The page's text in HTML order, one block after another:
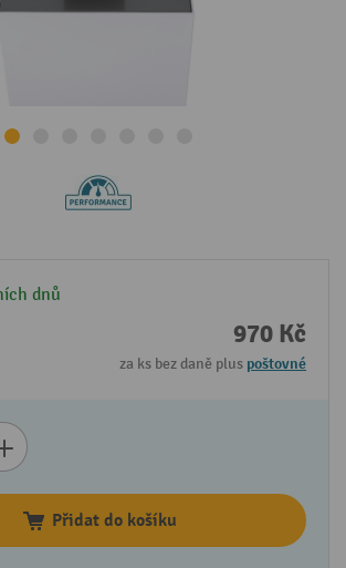
dnů
970 Kč
za ks bez daně plus poštovné
Přidat do košíku